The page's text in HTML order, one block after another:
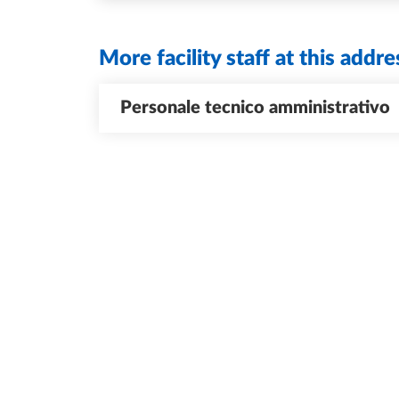
More facility staff at this
Personale tecnico amministrativo